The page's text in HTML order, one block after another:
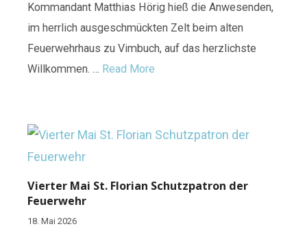
Kommandant Matthias Hörig hieß die Anwesenden,
im herrlich ausgeschmückten Zelt beim alten
Feuerwehrhaus zu Vimbuch, auf das herzlichste
Willkommen. … Read More
Vierter Mai St. Florian Schutzpatron der
Feuerwehr
18. Mai 2026